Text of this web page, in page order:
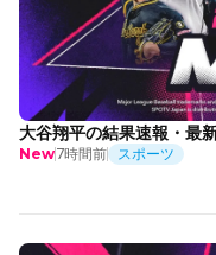
大谷翔平の結果速報・最
New7時間前 スポーツ